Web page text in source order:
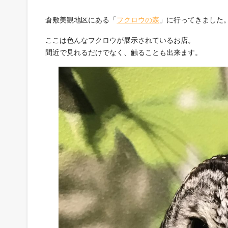
倉敷美観地区にある「フクロウの森 」に行ってきました
ここは色んなフクロウが展示されているお店。
間近で見れるだけでなく、触ることも出来ます。